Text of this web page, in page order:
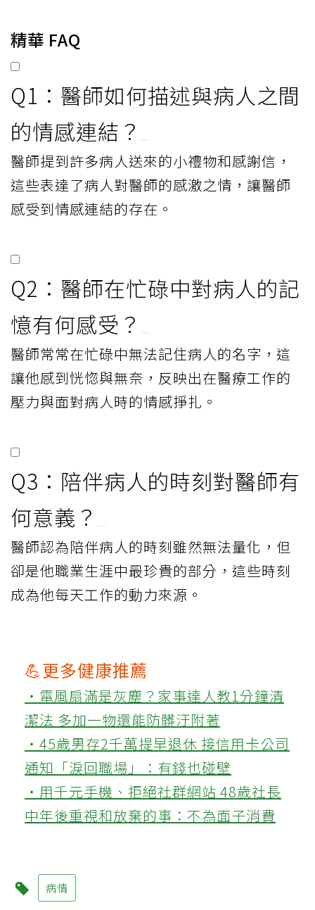
精華 FAQ
Q1：醫師如何描述與病人之間
的情感連結？
醫師提到許多病人送來的小禮物和感謝信，
這些表達了病人對醫師的感激之情，讓醫師
感受到情感連結的存在。
Q2：醫師在忙碌中對病人的記
憶有何感受？
醫師常常在忙碌中無法記住病人的名字，這
讓他感到恍惚與無奈，反映出在醫療工作的
壓力與面對病人時的情感掙扎。
Q3：陪伴病人的時刻對醫師有
何意義？
醫師認為陪伴病人的時刻雖然無法量化，但
卻是他職業生涯中最珍貴的部分，這些時刻
成為他每天工作的動力來源。
💪更多健康推薦
‧電風扇滿是灰塵？家事達人教1分鐘清
潔法 多加一物還能防髒汙附著
‧45歲男存2千萬提早退休 接信用卡公司
通知「淚回職場」：有錢也碰壁
‧用千元手機、拒絕社群網站 48歲社長
中年後重視和放棄的事：不為面子消費
病情